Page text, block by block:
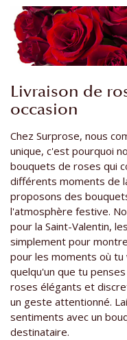
Livraison de
occasion
Chez Surprose, nous
unique, c'est pourquoi
bouquets de roses qui
différents moments de
proposons des
l'atmosphère festive.
pour la Saint-Valentin,
simplement pour
pour les moments où
quelqu'un que tu
roses élégants et
un geste attentionné.
sentiments avec un
destinataire.